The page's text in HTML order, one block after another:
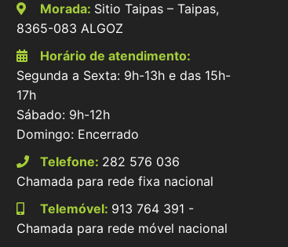
Morada: Sitio Taipas – Taipas,
8365-083 ALGOZ
Horário de atendimento:
Segunda a Sexta: 9h-13h e das 15h-
17h
Sábado: 9h-12h
Domingo: Encerrado
Telefone: 282 576 036
Chamada para rede fixa nacional
Telemóvel: 913 764 391 -
Chamada para rede móvel nacional